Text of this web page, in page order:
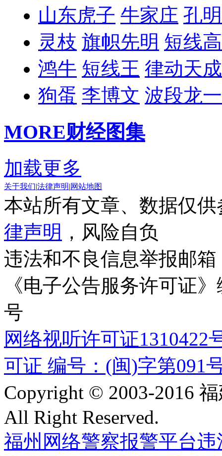
山东虎子 牛家庄 孔
灵枝 旗帜先明 短线
鸿牛 短线王 律动天成
狗蛋 李博文 波段龙一
MORE财经图集
加载更多
关于我们|法律声明|网站地图
本站所有文章、数据仅
律声明 ，风险自负
违法和不良信息举报邮箱
《电子公告服务许可证
号
网络视听许可证1310422
可证 编号：(闽)字第091
Copyright © 2003-2016
All Right Reserved.
福州网络警察报警平台违